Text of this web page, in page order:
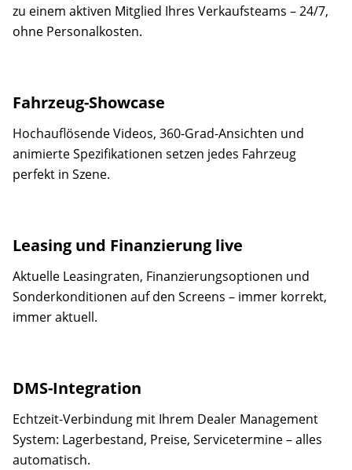
zu einem aktiven Mitglied Ihres Verkaufsteams – 24/7,
ohne Personalkosten.
Fahrzeug-Showcase
Hochauflösende Videos, 360-Grad-Ansichten und
animierte Spezifikationen setzen jedes Fahrzeug
perfekt in Szene.
Leasing und Finanzierung live
Aktuelle Leasingraten, Finanzierungsoptionen und
Sonderkonditionen auf den Screens – immer korrekt,
immer aktuell.
DMS-Integration
Echtzeit-Verbindung mit Ihrem Dealer Management
System: Lagerbestand, Preise, Servicetermine – alles
automatisch.